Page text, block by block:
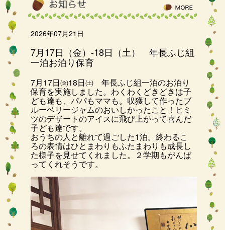
2026年07月21日
7月17日（金）-18日（土） 年長ふじ組
一泊お泊り保育
7月17日㈮18日㈯ 年長ふじ組一泊のお泊り
保育を実施しました。わくわくどきどきは子
ども達も、パパもママも。収獲して作ったブ
ルーベリージャムのおいしかったこと！ヒミ
ツのデザートのアイスに飛び上がって喜んだ
子ども達です。
おうちの人と離れて過ごした1泊。終わるこ
ろの表情はひとまわりもふたまわりも成長し
た様子を見せてくれました。２学期もがんば
ってくれそうです。